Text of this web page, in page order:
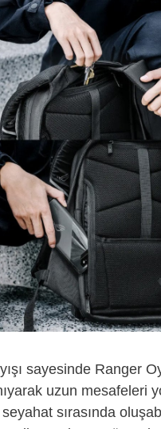
sayesinde Ranger
uzun mesafeleri
sırasında